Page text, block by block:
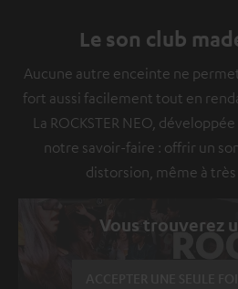
Le son club
Aucune autre enceinte ne
fort aussi facilement tout en
La ROCKSTER NEO,
notre savoir-faire : offrir un
distorsion, même à
Vous trouverez